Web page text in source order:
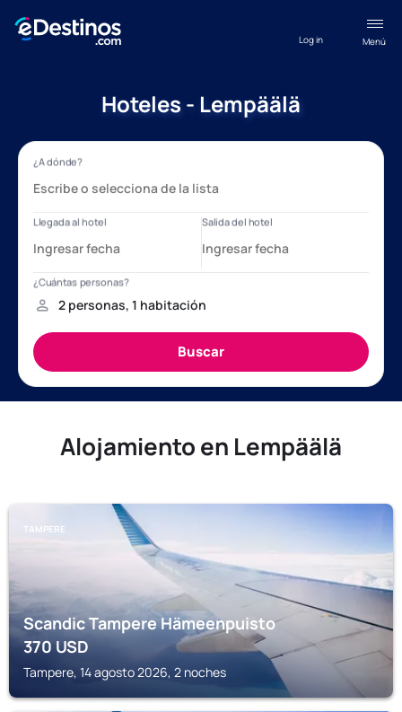
Menú
Log in
Hoteles - Lempäälä
Alojamiento en Lempäälä
TAMPERE
Scandic Tampere Hämeenpuisto
370USD
Tampere, 14 agosto 2026, 2 noches